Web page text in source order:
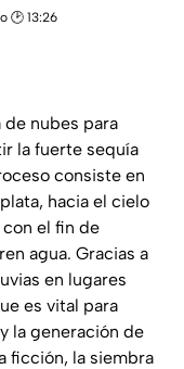
🕑 13:26
de nubes para
la fuerte sequía
consiste en
hacia el cielo
el fin de
agua. Gracias a
en lugares
es vital para
la generación de
ficción, la siembra